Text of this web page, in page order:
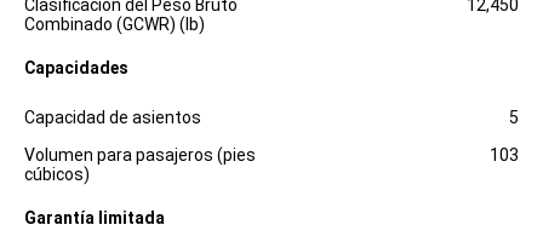
s
u
r
e
Clasificación del Peso Bruto
Combinado (GCWR) (lb)
12,450
Capacidades
Especificaciones Dimensiones
Capacidad de asientos
5
Volumen para pasajeros (pies
cúbicos)
103
Garantía limitada